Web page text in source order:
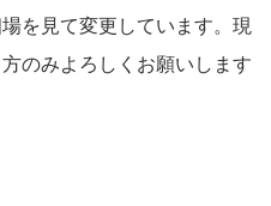
を見て変更しています。現
のみよろしくお願いします